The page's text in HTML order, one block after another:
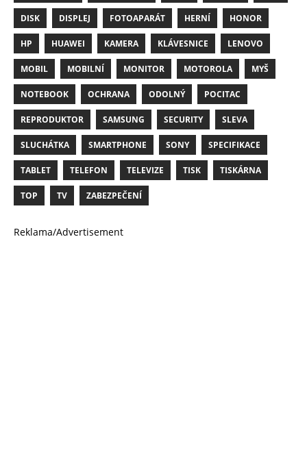
DISK DISPLEJ FOTOAPARÁT HERNÍ HONOR
HP HUAWEI KAMERA KLÁVESNICE LENOVO
MOBIL MOBILNÍ MONITOR MOTOROLA MYŠ
NOTEBOOK OCHRANA ODOLNÝ POCITAC
REPRODUKTOR SAMSUNG SECURITY SLEVA
SLUCHÁTKA SMARTPHONE SONY SPECIFIKACE
TABLET TELEFON TELEVIZE TISK TISKÁRNA
TOP TV ZABEZPEČENÍ
Reklama/Advertisement